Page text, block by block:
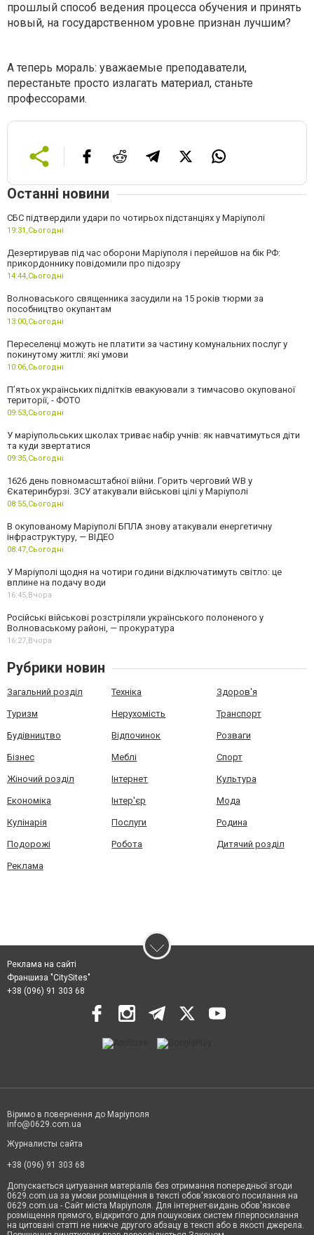
прошлый способ ведения процесса обучения и принять
новый, на государственном уровне признан лучшим?
А теперь мораль: уважаемые преподаватели,
перестаньте просто излагать материал, станьте
профессорами.
Останні новини
СБС підтвердили удари по чотирьох підстанціях у Маріуполі
19:31,Сьогодні
Дезертирував під час оборони Маріуполя і перейшов на бік РФ:
прикордоннику повідомили про підозру
14:44,Сьогодні
Волноваського священника засудили на 15 років тюрми за
пособництво окупантам
13:00,Сьогодні
Переселенці можуть не платити за частину комунальних послуг у
покинутому житлі: які умови
10:06,Сьогодні
П’ятьох українських підлітків евакуювали з тимчасово окупованої
території, - ФОТО
09:53,Сьогодні
У маріупольських школах триває набір учнів: як навчатимуться діти
та куди звертатися
09:35,Сьогодні
1626 день повномасштабної війни. Горить черговий WB у
Єкатеринбурзі. ЗСУ атакували військові цілі у Маріуполі
08:55,Сьогодні
В окупованому Маріуполі БПЛА знову атакували енергетичну
інфраструктуру, — ВІДЕО
08:47,Сьогодні
У Маріуполі щодня на чотири години відключатимуть світло: це
вплине на подачу води
16:45,Вчора
Російські військові розстріляли українського полоненого у
Волноваському районі, — прокуратура
16:27,Вчора
Рубрики новин
Загальний розділ Техніка Здоров'я
Туризм Нерухомість Транспорт
Будівництво Відпочинок Розваги
Бізнес Меблі Спорт
Жіночий розділ Інтернет Культура
Економіка Інтер'єр Мода
Кулінарія Послуги Родина
Подорожі Робота Дитячий розділ
Реклама
Реклама на сайті
Франшиза "CitySites"
+38 (096) 91 303 68
Віримо в повернення до Маріуполя
info@0629.com.ua
Журналисты сайта
+38 (096) 91 303 68
Допускається цитування матеріалів без отримання попередньої згоди
0629.com.ua за умови розміщення в тексті обов'язкового посилання на
0629.com.ua - Сайт міста Маріуполя. Для інтернет-видань обов'язкове
розміщення прямого, відкритого для пошукових систем гіперпосилання
на цитовані статті не нижче другого абзацу в тексті або в якості джерела.